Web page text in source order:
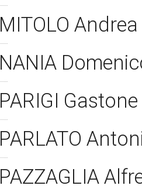
MITOLO Andrea
NANIA
PARIGI Gastone
PARLATO
PAZZAGLIA